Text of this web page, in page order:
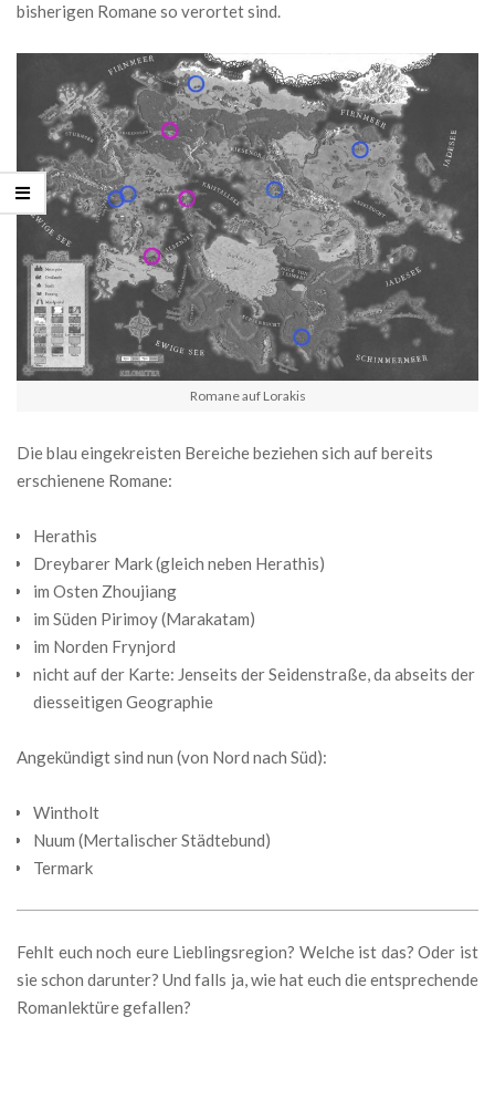
bisherigen Romane so verortet sind.
Romane auf Lorakis
Die blau eingekreisten Bereiche beziehen sich auf bereits
erschienene Romane:
Herathis
Dreybarer Mark (gleich neben Herathis)
im Osten Zhoujiang
im Süden Pirimoy (Marakatam)
im Norden Frynjord
nicht auf der Karte: Jenseits der Seidenstraße, da abseits der
diesseitigen Geographie
Angekündigt sind nun (von Nord nach Süd):
Wintholt
Nuum (Mertalischer Städtebund)
Termark
Fehlt euch noch eure Lieblingsregion? Welche ist das? Oder ist
sie schon darunter? Und falls ja, wie hat euch die entsprechende
Romanlektüre gefallen?